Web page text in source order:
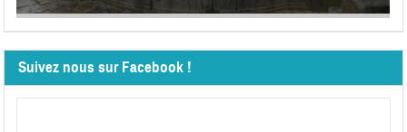
Suivez nous sur Facebook !